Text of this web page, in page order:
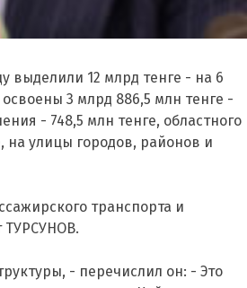
выделили 12 млрд тенге - на 6
3 млрд 886,5 млн тенге -
- 748,5 млн тенге, областного
на улицы городов, районов и
транспорта и
ТУРСУНОВ.
- перечислил он: - Это